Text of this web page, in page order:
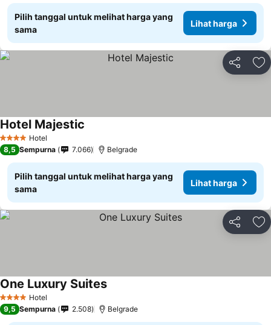
Pilih tanggal untuk melihat harga yang
sama
Lihat harga
Bagikan
4 BintangHotel
Hotel Majestic
8,5 Sempurna 7.066 Belgrade
Pilih tanggal untuk melihat harga yang
sama
Lihat harga
Bagikan
4 BintangHotel
One Luxury Suites
9,5 Sempurna 2.508 Belgrade